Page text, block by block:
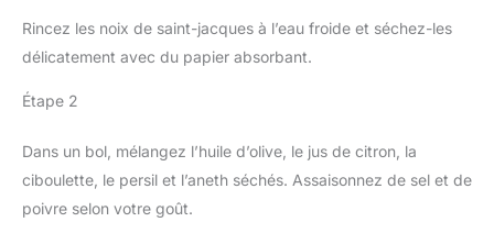
Rincez les noix de saint-jacques à l’eau froide et séchez-les
délicatement avec du papier absorbant.
Étape 2
Dans un bol, mélangez l’huile d’olive, le jus de citron, la
ciboulette, le persil et l’aneth séchés. Assaisonnez de sel et de
poivre selon votre goût.